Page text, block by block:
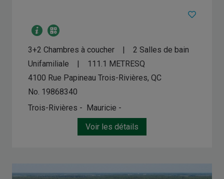
3+2 Chambres à coucher
2 Salles de bain
Unifamiliale
111.1 METRESQ
4100 Rue Papineau Trois-Rivières, QC
No. 19868340
Trois-Rivières - Mauricie -
Voir les détails